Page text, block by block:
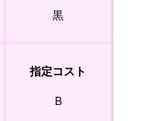
黒
指定コスト
B